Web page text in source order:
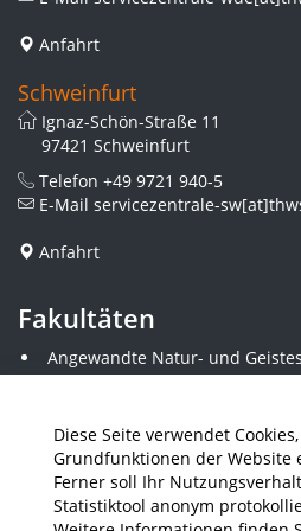
Diese Seite verwendet
Grundfunktionen der Website
Ferner soll Ihr
Statistiktool anonym
Anfahrt
Schweinfurt
Ignaz-Schön-Straße 11
97421 Schweinfurt
Telefon +49 9721 940-5
E-Mail servicezentrale-
Anfahrt
Fakultäten
Angewandte Natur- und
Angewandte
Elektrotechnik
Gestaltung
Informatik und
Kunststofftechnik und
Maschinenbau